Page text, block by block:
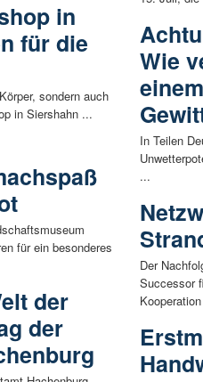
in
für die
sondern auch
in Siershahn ...
für ein besonderes
der
der
Wie
In Teilen
...
Der
Successor